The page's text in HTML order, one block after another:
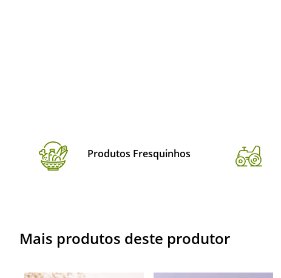
Produtos Fresquinhos
Mais produtos deste produtor